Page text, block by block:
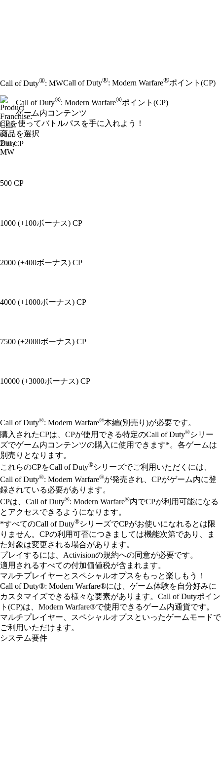
Call of Duty®: MWCall of Duty®: Modern Warfare®ポイント(CP)
Call of Duty®: Modern Warfare®ポイント(CP)
ゲーム内コンテンツ
Product Notification
CPを使ってバトルパスを手に入れよう！
商品を選択
200 CP
500 CP
1000 (+100ボーナス) CP
2000 (+400ボーナス) CP
4000 (+1000ボーナス) CP
7500 (+2000ボーナス) CP
10000 (+3000ボーナス) CP
Available actions
Call of Duty®: Modern Warfare®本編(別売り)が必要です。
購入されたCPは、CPが使用できる特定のCall of Duty®シリー
ズでゲーム内コンテンツの購入に使用できます*。各ゲームは
別売りとなります。
これらのCPをCall of Duty®シリーズでご利用いただくには、
Call of Duty®: Modern Warfare®が発売され、CPがゲーム内に登
録されている必要があります。
CPは、Call of Duty®: Modern Warfare®内でCPが利用可能になる
とアクセスできるようになります。
*すべてのCall of Duty®シリーズでCPがお使いになれるとは限
りません。CPの利用可否につきましては機能次第であり、ま
た対象は変更される場合があります。
プレイするには、Activisionの規約への同意が必要です。
適用されるすべての付加価値税が含まれます。
マルチプレイヤーとスペシャルオプスをもっと楽しもう！
Call of Duty®: Modern Warfare®には、ゲーム体験を自分好みに
カスタマイズできる様々な要素があります。Call of Dutyポイン
ト(CP)は、Modern Warfare®で使用できるゲーム内通貨です。
マルチプレイヤー、スペシャルオプスといったゲームモードで
ご利用いただけます。
システム要件